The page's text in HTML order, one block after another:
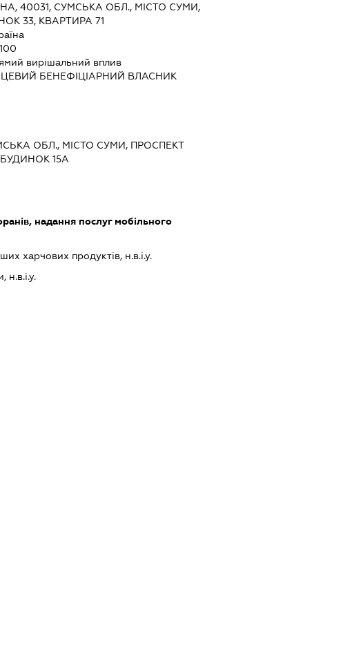
40031, СУМСЬКА ОБЛ., МІСТО СУМИ,
33, КВАРТИРА 71
100
вирішальний вплив
БЕНЕФІЦІАРНИЙ ВЛАСНИК
ОБЛ., МІСТО СУМИ, ПРОСПЕКТ
15А
надання послуг мобільного
харчових продуктів, н.в.і.у.
н.в.і.у.